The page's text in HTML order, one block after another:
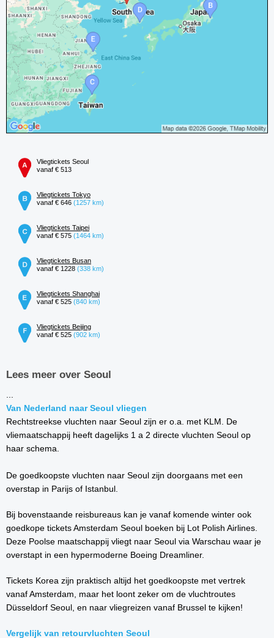
Vliegtickets Seoul
vanaf € 513
Vliegtickets Tokyo
vanaf € 646 (1257 km)
Vliegtickets Taipei
vanaf € 575 (1464 km)
Vliegtickets Busan
vanaf € 1228 (338 km)
Vliegtickets Shanghai
vanaf € 525 (840 km)
Vliegtickets Beijing
vanaf € 525 (902 km)
Lees meer over Seoul
...
Van Nederland naar Seoul vliegen
Rechtstreekse vluchten naar Seoul zijn er o.a. met KLM. De
vliemaatschappij heeft dagelijks 1 a 2 directe vluchten Seoul op
haar schema.
De goedkoopste vluchten naar Seoul zijn doorgaans met een
overstap in Parijs of Istanbul.
Bij bovenstaande reisbureaus kan je vanaf komende winter ook
goedkope tickets Amsterdam Seoul boeken bij Lot Polish Airlines.
Deze Poolse maatschappij vliegt naar Seoul via Warschau waar je
overstapt in een hypermoderne Boeing Dreamliner.
Tickets Korea zijn praktisch altijd het goedkoopste met vertrek
vanaf Amsterdam, maar het loont zeker om de vluchtroutes
Düsseldorf Seoul, en naar vliegreizen vanaf Brussel te kijken!
Vergelijk van retourvluchten Seoul